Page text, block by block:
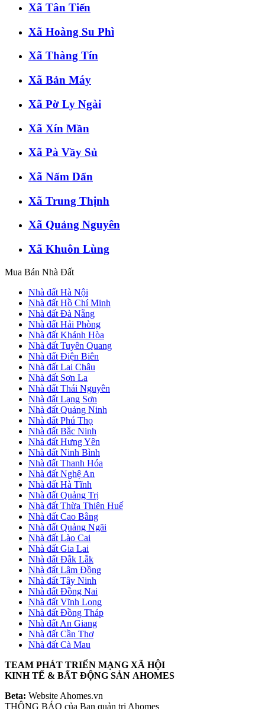
Xã Tân Tiến
Xã Hoàng Su Phì
Xã Thàng Tín
Xã Bản Máy
Xã Pờ Ly Ngài
Xã Xín Mần
Xã Pà Vầy Sủ
Xã Nấm Dẩn
Xã Trung Thịnh
Xã Quảng Nguyên
Xã Khuôn Lùng
Mua Bán Nhà Đất
Nhà đất Hà Nội
Nhà đất Hồ Chí Minh
Nhà đất Đà Nẵng
Nhà đất Hải Phòng
Nhà đất Khánh Hòa
Nhà đất Tuyên Quang
Nhà đất Điện Biên
Nhà đất Lai Châu
Nhà đất Sơn La
Nhà đất Thái Nguyên
Nhà đất Lạng Sơn
Nhà đất Quảng Ninh
Nhà đất Phú Thọ
Nhà đất Bắc Ninh
Nhà đất Hưng Yên
Nhà đất Ninh Bình
Nhà đất Thanh Hóa
Nhà đất Nghệ An
Nhà đất Hà Tĩnh
Nhà đất Quảng Trị
Nhà đất Thừa Thiên Huế
Nhà đất Cao Bằng
Nhà đất Quảng Ngãi
Nhà đất Lào Cai
Nhà đất Gia Lai
Nhà đất Đắk Lắk
Nhà đất Lâm Đồng
Nhà đất Tây Ninh
Nhà đất Đồng Nai
Nhà đất Vĩnh Long
Nhà đất Đồng Tháp
Nhà đất An Giang
Nhà đất Cần Thơ
Nhà đất Cà Mau
TEAM PHÁT TRIỂN MẠNG XÃ HỘI
KINH TẾ & BẤT ĐỘNG SẢN AHOMES
Beta: Website Ahomes.vn
THÔNG BÁO của Ban quản trị Ahomes